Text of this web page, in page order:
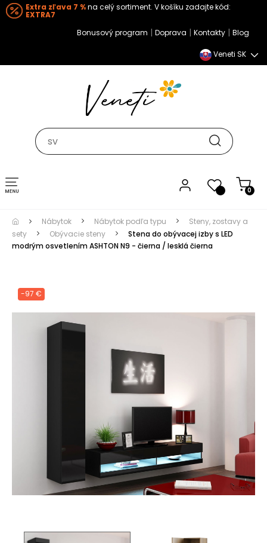
Extra zľava 7 %na celý sortiment. V košíku zadajte kód:
EXTRA7
Bonusový program | Doprava | Kontakty | Blog
Veneti SK
0
Toggle navigation
Nábytok Nábytok podľa typu
Steny, zostavy a
sety
Obývacie steny
Stena do obývacej izby s LED
modrým osvetlením ASHTON N9 - čierna / lesklá čierna
-97 €